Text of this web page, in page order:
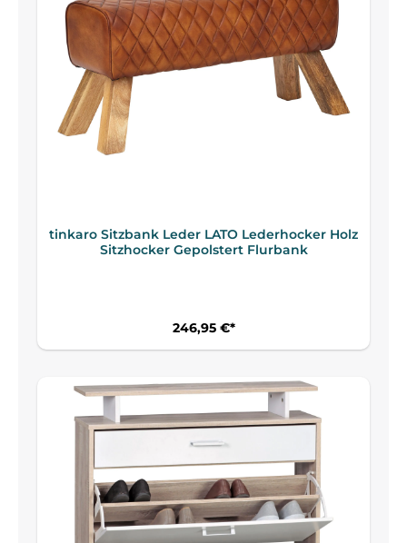
tinkaro Sitzbank Leder LATO Lederhocker Holz
Sitzhocker Gepolstert Flurbank
246,95 €*